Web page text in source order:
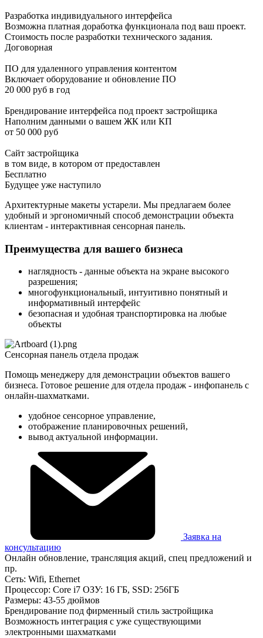
Разработка индивидуального интерфейса
Возможна платная доработка функционала под ваш проект.
Стоимость после разработки технического задания.
Договорная
ПО для удаленного управления контентом
Включает оборудование и обновление ПО
20 000 руб в год
Брендирование интерфейса под проект застройщика
Наполним данными о вашем ЖК или КП
от 50 000 руб
Сайт застройщика
в том виде, в котором от предоставлен
Бесплатно
Будущее уже наступило
Архитектурные макеты устарели. Мы предлагаем более
удобный и эргономичный способ демонстрации объекта
клиентам - интерактивная сенсорная панель.
Преимущества для вашего бизнеса
наглядность - данные объекта на экране высокого
разрешения;
многофункциональный, интуитивно понятный и
информативный интерфейс
безопасная и удобная транспортировка на любые
объекты
Сенсорная панель отдела продаж
Помощь менеджеру для демонстрации объектов вашего
бизнеса. Готовое решение для отдела продаж - инфопанель с
онлайн-шахматками.
удобное сенсорное управление,
отображение планировочных решений,
вывод актуальной информации.
Заявка на
консультацию
Онлайн обновление, трансляция акций, спец предложений и
пр.
Сеть: Wifi, Ethernet
Процессор: Core i7 ОЗУ: 16 ГБ, SSD: 256ГБ
Размеры: 43-55 дюймов
Брендирование под фирменный стиль застройщика
Возможность интеграция с уже существующими
электронными шахматками